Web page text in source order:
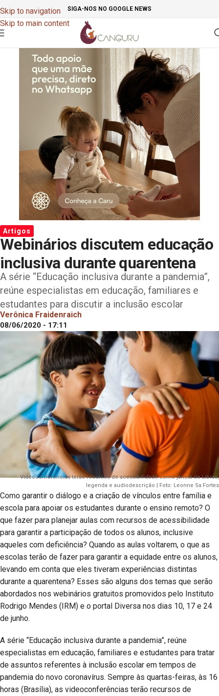
Skip to navigation
Skip to main content
SIGA-NOS NO GOOGLE NEWS
Artigos
Webinários discutem educação
inclusiva durante quarentena
A série “Educação inclusiva durante a pandemia”,
reúne especialistas em educação, familiares e
estudantes para discutir a inclusão escolar
Verônica Fraidenraich
08/06/2020 - 17:11
Videoconferências terão recursos de acessibilidade como janela de Libras,
legenda e audiodescrição | Foto: Leonne Sa Fortes
Como garantir o diálogo e a criação de vínculos entre família e
escola para apoiar os estudantes durante o ensino remoto? O
que fazer para planejar aulas com recursos de acessibilidade
para garantir a participação de todos os alunos, inclusive
aqueles com deficiência? Quando as aulas voltarem, o que as
escolas terão de fazer para garantir a equidade entre os alunos,
levando em conta que eles tiveram experiências distintas
durante a quarentena? Esses são alguns dos temas que serão
abordados nos webinários gratuitos promovidos pelo Instituto
Rodrigo Mendes (IRM) e o portal Diversa nos dias 10, 17 e 24
de junho.
A série “Educação inclusiva durante a pandemia”, reúne
especialistas em educação, familiares e estudantes para tratar
de assuntos referentes à inclusão escolar em tempos de
pandemia do novo coronavírus. Sempre às quartas-feiras, às 16
horas (Brasília), as videoconferências terão recursos de